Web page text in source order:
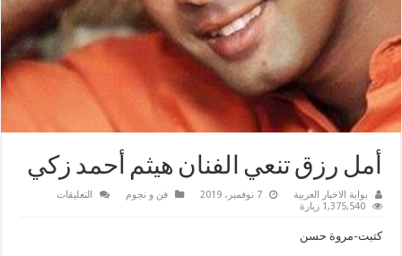
أمل رزق تنعي الفنان هيثم أحمد زكي
بوابة الاخبار العربية 7 نوفمبر، 2019 فن و نجوم التعليقات
1,375,540 زيارة
كتبت-مروة حسن